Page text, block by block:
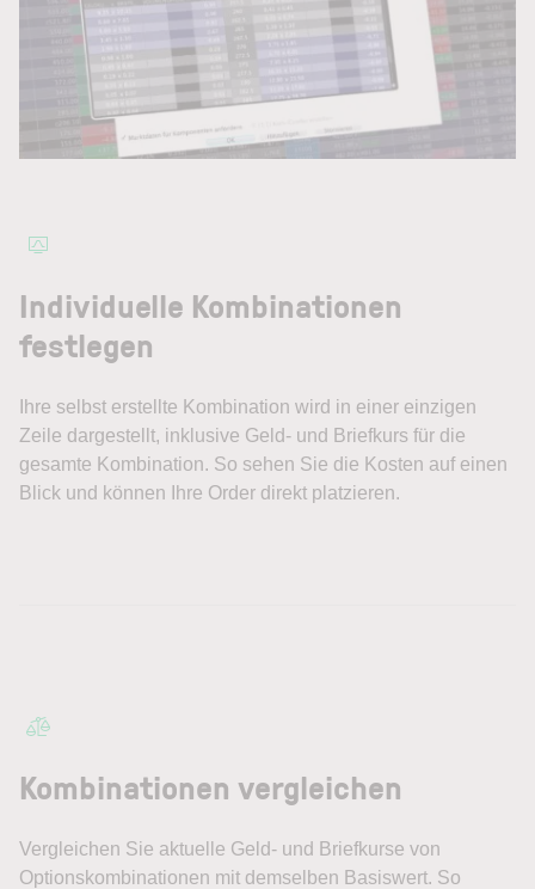
Individuelle Kombinationen
festlegen
Ihre selbst erstellte Kombination wird in einer einzigen
Zeile dargestellt, inklusive Geld- und Briefkurs für die
gesamte Kombination. So sehen Sie die Kosten auf einen
Blick und können Ihre Order direkt platzieren.
Kombinationen vergleichen
Vergleichen Sie aktuelle Geld- und Briefkurse von
Optionskombinationen mit demselben Basiswert. So